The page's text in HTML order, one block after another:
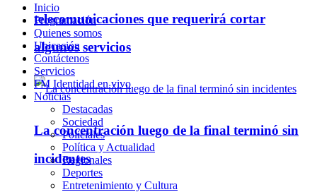
telecomunicaciones que requerirá cortar
algunos servicios
La concentración luego de la final terminó sin
incidentes
Inicio
Programación
Quienes somos
Ubicación
Contáctenos
Servicios
FM Identidad en vivo
Noticias
Destacadas
Sociedad
Policiales
Política y Actualidad
Regionales
Deportes
Entretenimiento y Cultura